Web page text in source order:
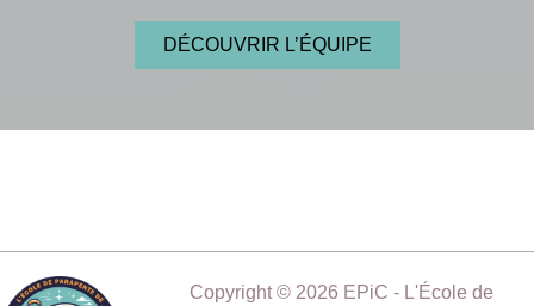
DÉCOUVRIR L’ÉQUIPE
Copyright © 2026 EPiC - L'École de